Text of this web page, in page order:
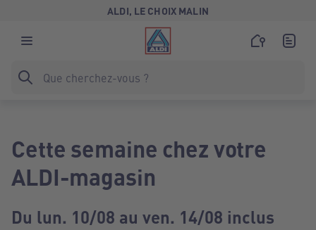
ALDI, LE CHOIX MALIN
Cette semaine chez votre
ALDI-magasin
Du lun. 10/08 au ven. 14/08 inclus